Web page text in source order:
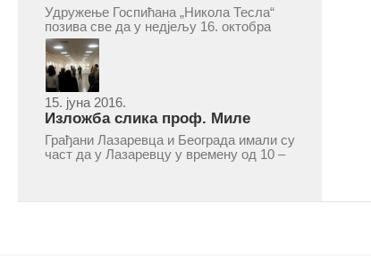
Удружење Госпићана „Никола Тесла“
позива све да у недјељу 16. октобра
2016, с почетком у 10.30 часова дођу
у цркву Светог оца Николаја у Борчи
(Улица Вука Караџића 1), гдје ће бити
служен парастос за...
15. јуна 2016.
Изложба слика проф. Миле
Рајшића у Лазаревцу
Грађани Лазаревца и Београда имали су
част да у Лазаревцу у времену од 10 –